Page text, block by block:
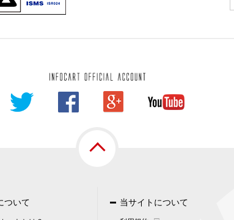
に関する情報の一部をご提供いただけない場合は、会員登
央3-9-16 大樹生命千葉中央ビル3F
ついて 当サイトについて